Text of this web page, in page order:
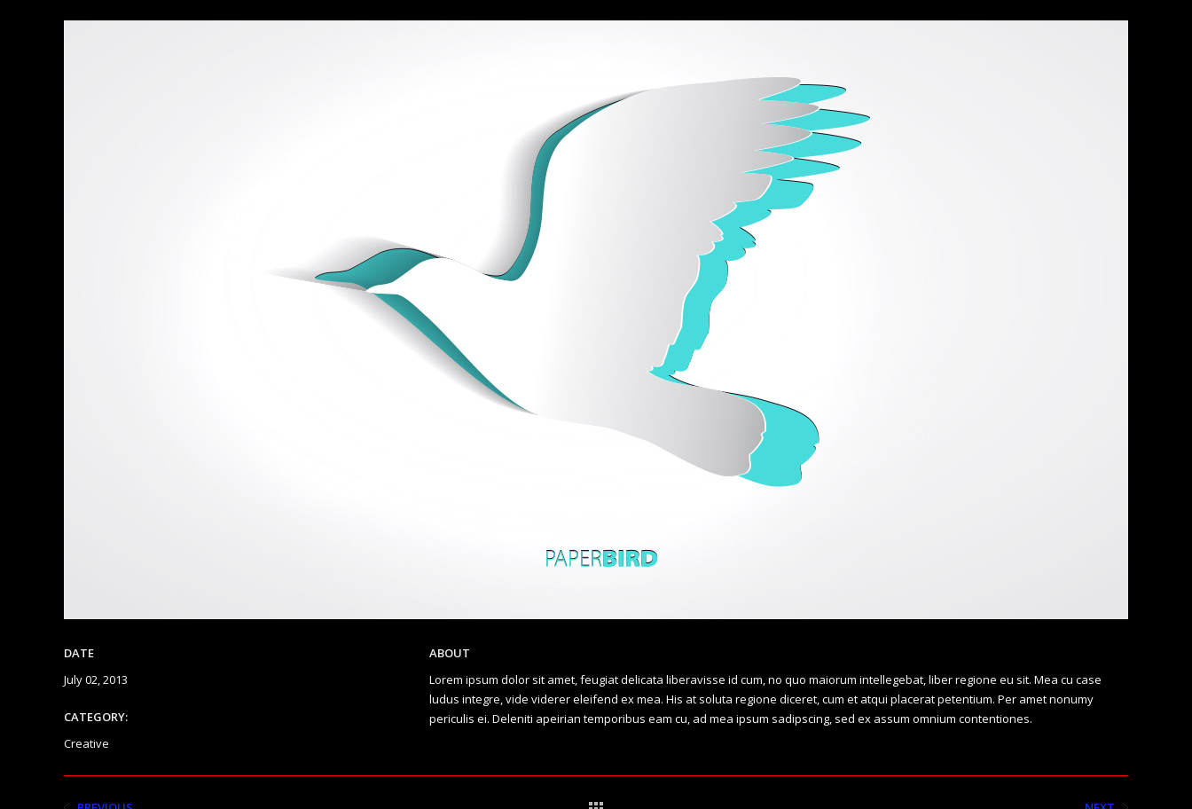
DATE
July 02, 2013
CATEGORY:
Creative
ABOUT
Lorem ipsum dolor sit amet, feugiat delicata liberavisse id cum, no quo maiorum intellegebat, liber regione eu sit. Mea cu case
ludus integre, vide viderer eleifend ex mea. His at soluta regione diceret, cum et atqui placerat petentium. Per amet nonumy
periculis ei. Deleniti apeirian temporibus eam cu, ad mea ipsum sadipscing, sed ex assum omnium contentiones.